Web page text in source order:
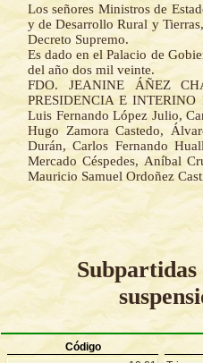
Los señores Ministros de
y de Desarrollo Rural y
Decreto Supremo.
Es dado en el Palacio de
del año dos mil veinte.
FDO. JEANINE ÁÑEZ
PRESIDENCIA E
Luis Fernando López Julio,
Hugo Zamora Castedo,
Durán, Carlos Fernando
Mercado Céspedes, Aníbal
Mauricio Samuel Ordoñez
Código